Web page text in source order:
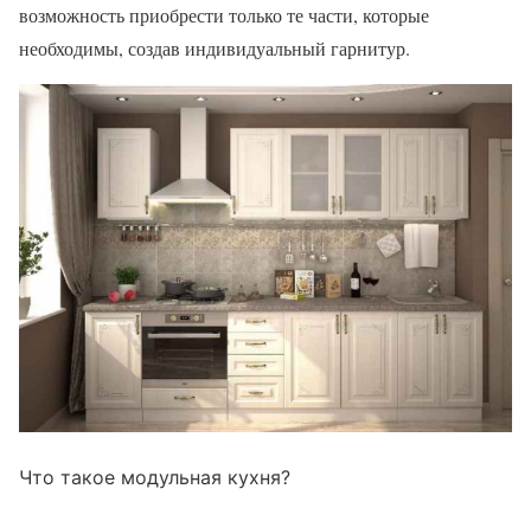
возможность приобрести только те части, которые
необходимы, создав индивидуальный гарнитур.
Что такое модульная кухня?